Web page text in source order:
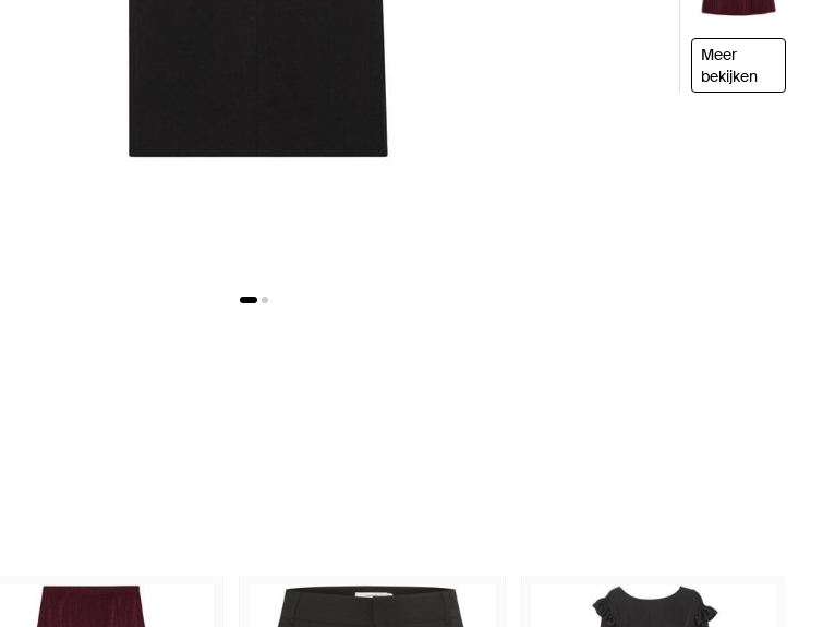
Meer
bekijken